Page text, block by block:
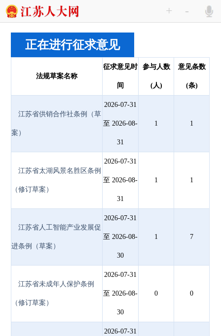
+ -
正在进行征求意见
法规草案名称
征求意见时
间
参与人数
(人)
意见条数
(条)
江苏省供销合作社条例（草
案）
2026-07-31
至 2026-08-
31
1 1
江苏省太湖风景名胜区条例
（修订草案）
2026-07-31
至 2026-08-
31
1 1
江苏省人工智能产业发展促
进条例（草案）
2026-07-31
至 2026-08-
30
1 7
江苏省未成年人保护条例
（修订草案）
2026-07-31
至 2026-08-
30
0 0
2026-07-31